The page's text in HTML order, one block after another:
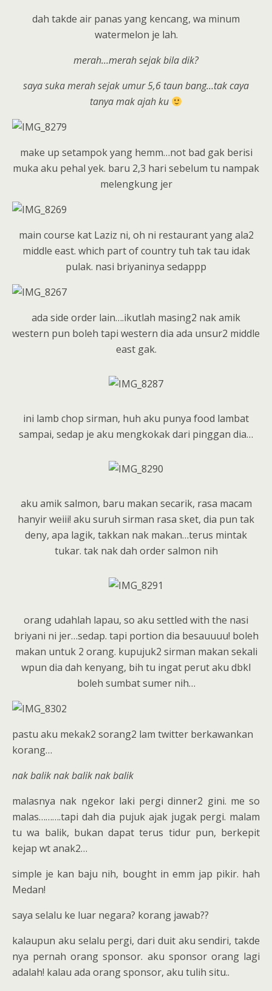
dah takde air panas yang kencang, wa minum
watermelon je lah.
merah…merah sejak bila dik?
saya suka merah sejak umur 5,6 taun bang…tak caya
tanya mak ajah ku
make up setampok yang hemm…not bad gak berisi
muka aku pehal yek. baru 2,3 hari sebelum tu nampak
melengkung jer
main course kat Laziz ni, oh ni restaurant yang ala2
middle east. which part of country tuh tak tau idak
pulak. nasi briyaninya sedappp
ada side order lain….ikutlah masing2 nak amik
western pun boleh tapi western dia ada unsur2 middle
east gak.
ini lamb chop sirman, huh aku punya food lambat
sampai, sedap je aku mengkokak dari pinggan dia…
aku amik salmon, baru makan secarik, rasa macam
hanyir weiii! aku suruh sirman rasa sket, dia pun tak
deny, apa lagik, takkan nak makan…terus mintak
tukar. tak nak dah order salmon nih
orang udahlah lapau, so aku settled with the nasi
briyani ni jer…sedap. tapi portion dia besauuuu! boleh
makan untuk 2 orang. kupujuk2 sirman makan sekali
wpun dia dah kenyang, bih tu ingat perut aku dbkl
boleh sumbat sumer nih…
pastu aku mekak2 sorang2 lam twitter berkawankan
korang…
nak balik nak balik nak balik
malasnya nak ngekor laki pergi dinner2 gini. me so
malas……….tapi dah dia pujuk ajak jugak pergi. malam
tu wa balik, bukan dapat terus tidur pun, berkepit
kejap wt anak2…
simple je kan baju nih, bought in emm jap pikir. hah
Medan!
saya selalu ke luar negara? korang jawab??
kalaupun aku selalu pergi, dari duit aku sendiri, takde
nya pernah orang sponsor. aku sponsor orang lagi
adalah! kalau ada orang sponsor, aku tulih situ..